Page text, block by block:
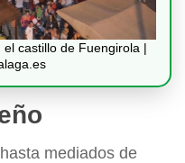
castillo de Fuengirola |
mediados de